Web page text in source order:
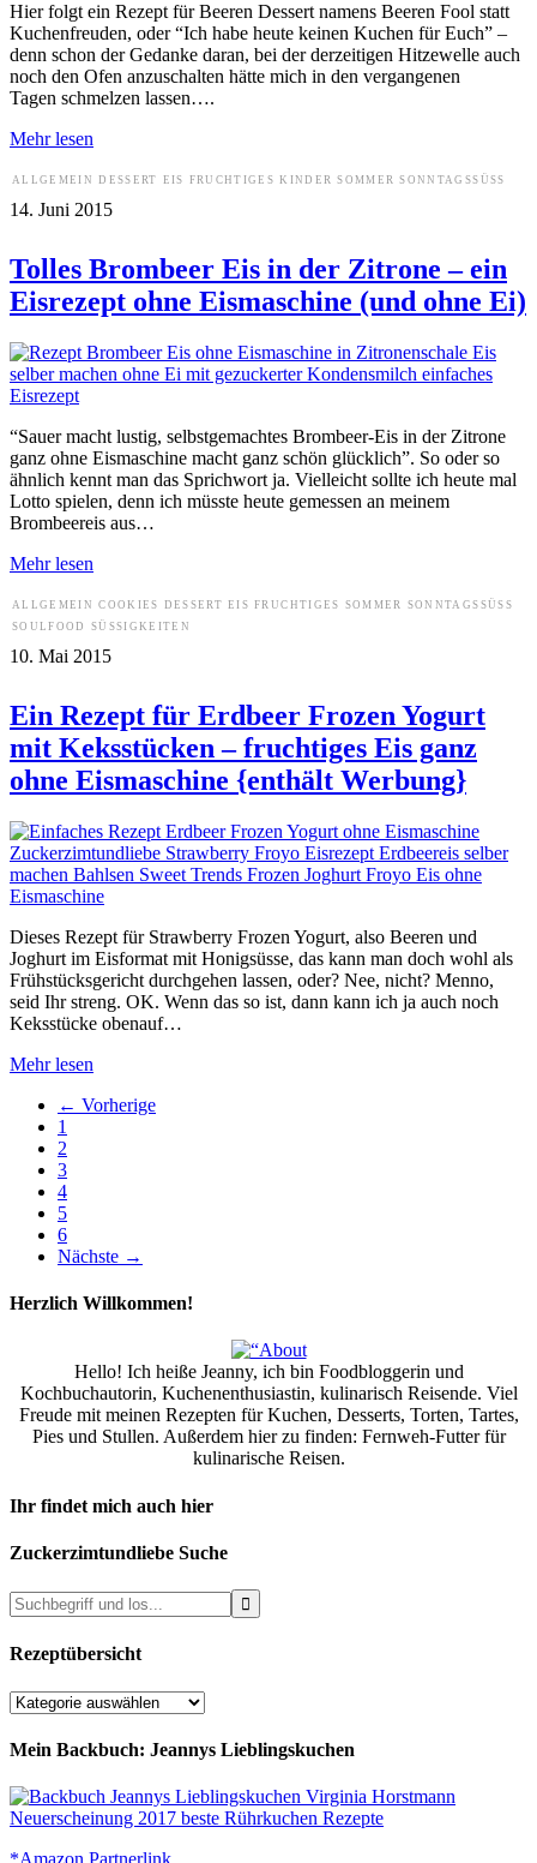
Hier folgt ein Rezept für Beeren Dessert namens Beeren Fool statt
Kuchenfreuden, oder “Ich habe heute keinen Kuchen für Euch” –
denn schon der Gedanke daran, bei der derzeitigen Hitzewelle auch
noch den Ofen anzuschalten hätte mich in den vergangenen
Tagen schmelzen lassen….
Mehr lesen
ALLGEMEIN DESSERT EIS FRUCHTIGES KINDER SOMMER SONNTAGSSÜSS
14. Juni 2015
Tolles Brombeer Eis in der Zitrone – ein
Eisrezept ohne Eismaschine (und ohne Ei)
“Sauer macht lustig, selbstgemachtes Brombeer-Eis in der Zitrone
ganz ohne Eismaschine macht ganz schön glücklich”. So oder so
ähnlich kennt man das Sprichwort ja. Vielleicht sollte ich heute mal
Lotto spielen, denn ich müsste heute gemessen an meinem
Brombeereis aus…
Mehr lesen
ALLGEMEIN COOKIES DESSERT EIS FRUCHTIGES SOMMER
SONNTAGSSÜSS
SOULFOOD
SÜSSIGKEITEN
10. Mai 2015
Ein Rezept für Erdbeer Frozen Yogurt
mit Keksstücken – fruchtiges Eis ganz
ohne Eismaschine {enthält Werbung}
Dieses Rezept für Strawberry Frozen Yogurt, also Beeren und
Joghurt im Eisformat mit Honigsüsse, das kann man doch wohl als
Frühstücksgericht durchgehen lassen, oder? Nee, nicht? Menno,
seid Ihr streng. OK. Wenn das so ist, dann kann ich ja auch noch
Keksstücke obenauf…
Mehr lesen
← Vorherige
1
2
3
4
5
6
Nächste →
Herzlich Willkommen!
Hello! Ich heiße Jeanny, ich bin Foodbloggerin und
Kochbuchautorin, Kuchenenthusiastin, kulinarisch Reisende. Viel
Freude mit meinen Rezepten für Kuchen, Desserts, Torten, Tartes,
Pies und Stullen. Außerdem hier zu finden: Fernweh-Futter für
kulinarische Reisen.
Ihr findet mich auch hier
Zuckerzimtundliebe Suche
Rezeptübersicht
Rezeptübersicht
Mein Backbuch: Jeannys Lieblingskuchen